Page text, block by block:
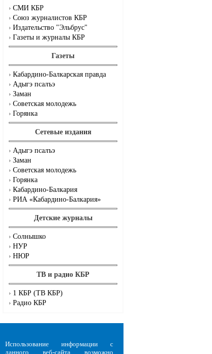
СМИ КБР
Союз журналистов КБР
Издательство "Эльбрус"
Газеты и журналы КБР
Газеты
Кабардино-Балкарская правда
Адыгэ псалъэ
Заман
Советская молодежь
Горянка
Сетевые издания
Адыгэ псалъэ
Заман
Советская молодежь
Горянка
Кабардино-Балкария
РИА «Кабардино-Балкария»
Детские журналы
Солнышко
НУР
НЮР
ТВ и радио КБР
1 КБР (ТВ КБР)
Радио КБР
Использование информации с
данного веб-сайта возможно